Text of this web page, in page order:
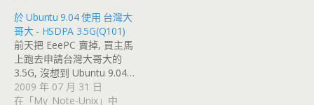
於 Ubuntu 9.04 使用 台灣大
哥大 - HSDPA 3.5G(Q101)
前天把 EeePC 賣掉, 買主馬
上跑去申請台灣大哥大的
3.5G, 沒想到 Ubuntu 9.04…
2009 年 07 月 31 日
在「My_Note-Unix」中